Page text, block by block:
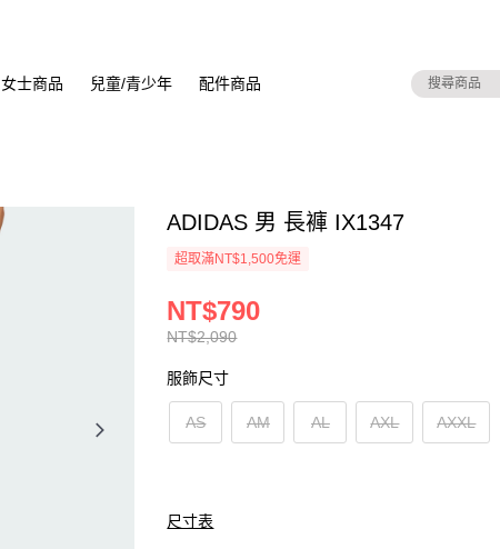
女士商品 兒童/青少年 配件商品
ADIDAS 男 長褲 IX1347
超取滿NT$1,500免運
NT$2,090
NT$790
服飾尺寸
AS AM AL AXL AXXL
尺寸表